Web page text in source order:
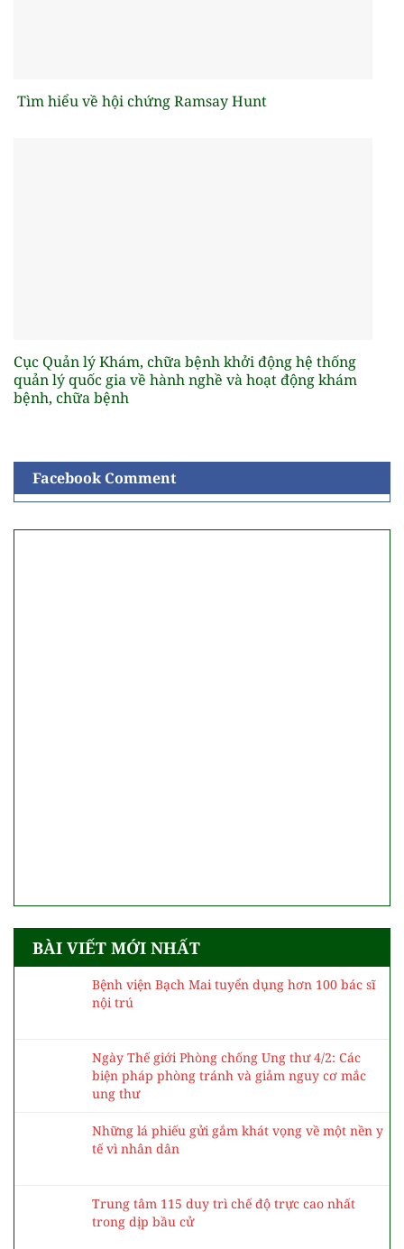
Tìm hiểu về hội chứng Ramsay Hunt
Cục Quản lý Khám, chữa bệnh khởi động hệ thống
quản lý quốc gia về hành nghề và hoạt động khám
bệnh, chữa bệnh
Facebook Comment
BÀI VIẾT MỚI NHẤT
Bệnh viện Bạch Mai tuyển dụng hơn 100 bác sĩ
nội trú
Ngày Thế giới Phòng chống Ung thư 4/2: Các
biện pháp phòng tránh và giảm nguy cơ mắc
ung thư
Những lá phiếu gửi gắm khát vọng về một nền y
tế vì nhân dân
Trung tâm 115 duy trì chế độ trực cao nhất
trong dịp bầu cử